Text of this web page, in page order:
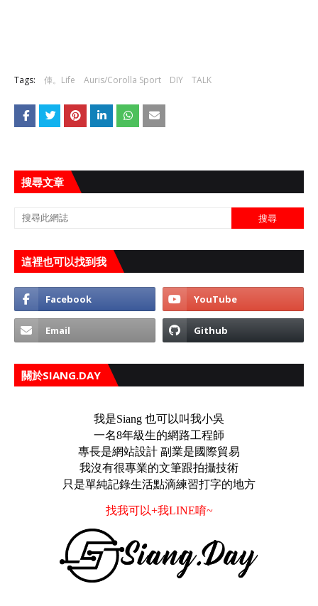
Tags: 俥。Life Auris/Corolla Sport DIY TALK
搜尋文章
這裡也可以找到我
關於SIANG.DAY
我是Siang 也可以叫我小吳
一名8年級生的網路工程師
專長是網站設計 副業是國際貿易
我沒有很專業的文筆跟拍攝技術
只是單純記錄生活點滴練習打字的地方
找我可以+我LINE唷~